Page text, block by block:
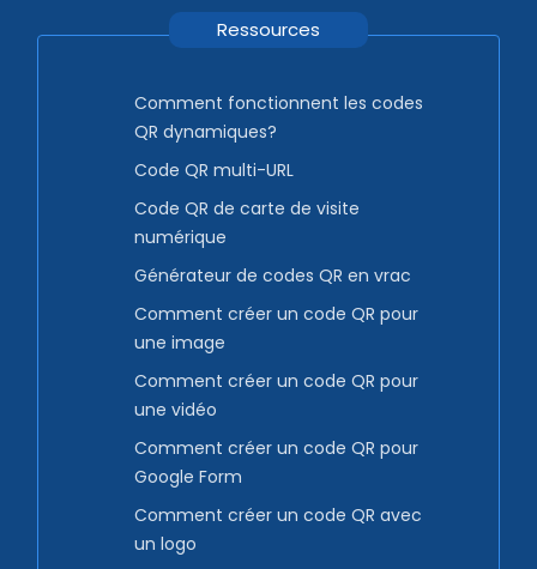
Ressources
Comment fonctionnent les codes
QR dynamiques?
Code QR multi-URL
Code QR de carte de visite
numérique
Générateur de codes QR en vrac
Comment créer un code QR pour
une image
Comment créer un code QR pour
une vidéo
Comment créer un code QR pour
Google Form
Comment créer un code QR avec
un logo